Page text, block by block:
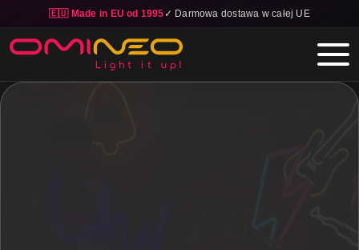
🇪🇺 Made in EU od 1995 ✓ Darmowa dostawa w całej UE
Skip to main content